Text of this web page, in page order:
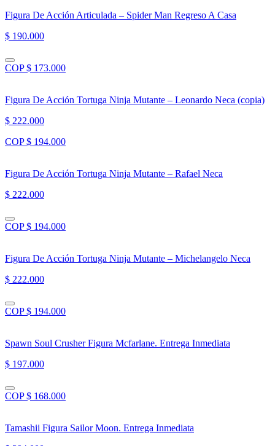
Figura De Acción Articulada – Spider Man Regreso A Casa
$ 190.000
COP $ 173.000
Figura De Acción Tortuga Ninja Mutante – Leonardo Neca (copia)
$ 222.000
COP $ 194.000
Figura De Acción Tortuga Ninja Mutante – Rafael Neca
$ 222.000
COP $ 194.000
Figura De Acción Tortuga Ninja Mutante – Michelangelo Neca
$ 222.000
COP $ 194.000
Spawn Soul Crusher Figura Mcfarlane. Entrega Inmediata
$ 197.000
COP $ 168.000
Tamashii Figura Sailor Moon. Entrega Inmediata